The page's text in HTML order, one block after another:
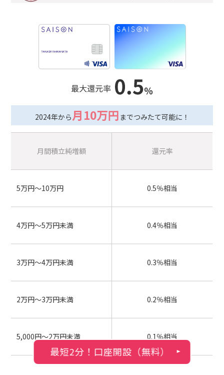
最短2分！口座開設（無料）
2024年から月10万円 までつみたて可能に！
月間積立純増額 還元率
5万円～10万円 0.5％相当
4万円～5万円未満 0.4％相当
3万円～4万円未満 0.3％相当
2万円～3万円未満 0.2％相当
5,000円～2万円未満 0.1％相当